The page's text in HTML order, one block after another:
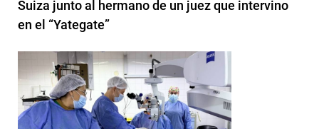
Suiza junto al hermano de un juez que intervino
en el “Yategate”